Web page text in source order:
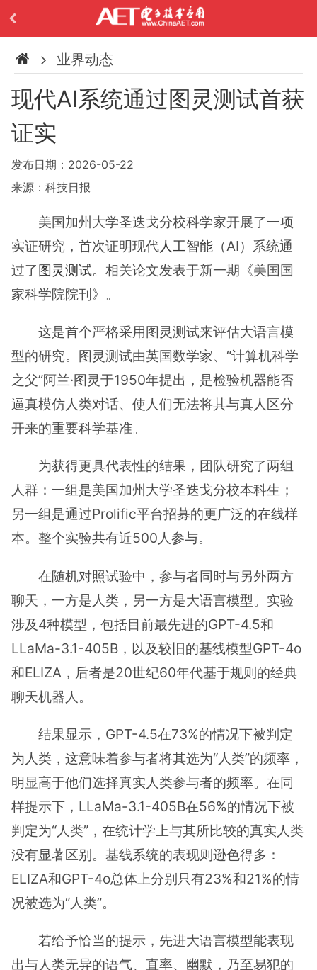
业界动态
现代AI系统通过图灵测试首获
证实
发布日期：2026-05-22
来源：科技日报
美国加州大学圣迭戈分校科学家开展了一项
实证研究，首次证明现代人工智能 （AI）系统通
过了图灵测试。相关论文发表于新一期《美国国
家科学院院刊》。
这是首个严格采用图灵测试来评估大语言模
型的研究。图灵测试由英国数学家、“计算机科学
之父”阿兰·图灵于1950年提出，是检验机器能否
逼真模仿人类对话、使人们无法将其与真人区分
开来的重要科学基准。
为获得更具代表性的结果，团队研究了两组
人群：一组是美国加州大学圣迭戈分校本科生；
另一组是通过Prolific平台招募的更广泛的在线样
本。整个实验共有近500人参与。
在随机对照试验中，参与者同时与另外两方
聊天，一方是人类，另一方是大语言模型。实验
涉及4种模型，包括目前最先进的GPT-4.5和
LLaMa-3.1-405B，以及较旧的基线模型GPT-4o
和ELIZA，后者是20世纪60年代基于规则的经典
聊天机器人。
结果显示，GPT-4.5在73%的情况下被判定
为人类，这意味着参与者将其选为“人类”的频率，
明显高于他们选择真实人类参与者的频率。在同
样提示下，LLaMa-3.1-405B在56%的情况下被
判定为“人类”，在统计学上与其所比较的真实人类
没有显著区别。基线系统的表现则逊色得多：
ELIZA和GPT-4o总体上分别只有23%和21%的情
况被选为“人类”。
若给予恰当的提示，先进大语言模型能表现
出与人类无异的语气、直率、幽默，乃至易犯的